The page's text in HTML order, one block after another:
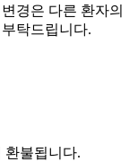
경은 다른 환자의
탁드립니다.
환불됩니다.